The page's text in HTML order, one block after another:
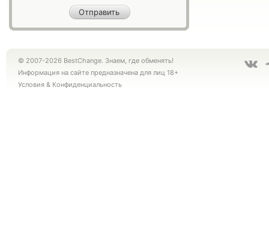
© 2007-2026 BestChange. Знаем, где обменять!
Информация на сайте предназначена для лиц 18+
Условия & Конфиденциальность